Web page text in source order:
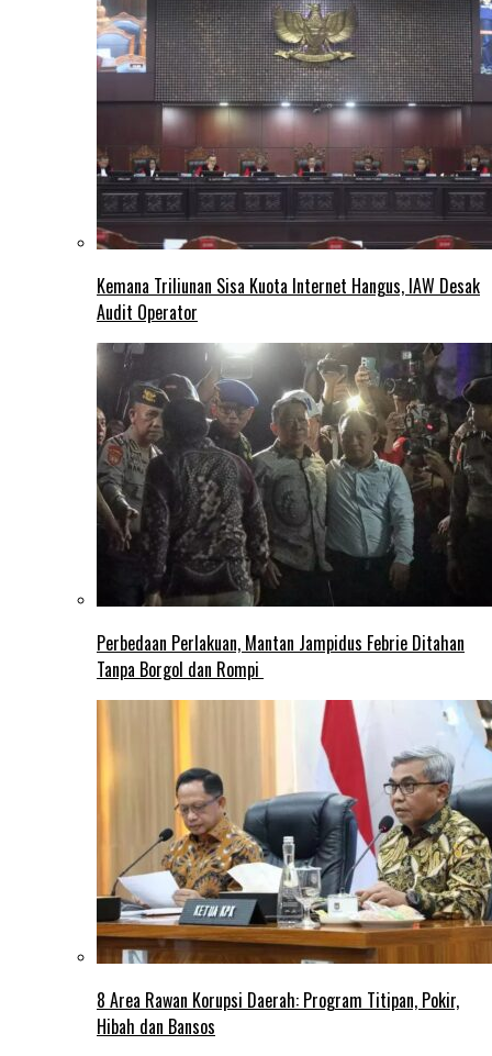
Kemana Triliunan Sisa Kuota Internet Hangus, IAW Desak
Audit Operator
Perbedaan Perlakuan, Mantan Jampidus Febrie Ditahan
Tanpa Borgol dan Rompi
8 Area Rawan Korupsi Daerah: Program Titipan, Pokir,
Hibah dan Bansos